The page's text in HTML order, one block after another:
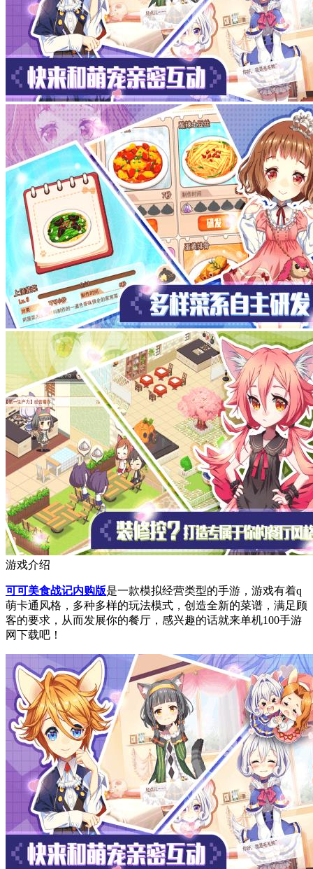
游戏介绍
可可美食战记内购版是一款模拟经营类型的手游，游戏有着q
萌卡通风格，多种多样的玩法模式，创造全新的菜谱，满足顾
客的要求，从而发展你的餐厅，感兴趣的话就来单机100手游
网下载吧！